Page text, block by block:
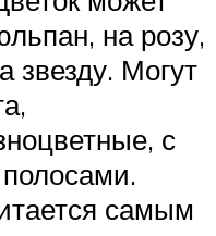
на розу,
звезду. Могут
с
самым